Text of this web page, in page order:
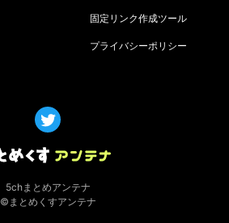
固定リンク作成ツール
プライバシーポリシー
5chまとめアンテナ
©まとめくすアンテナ